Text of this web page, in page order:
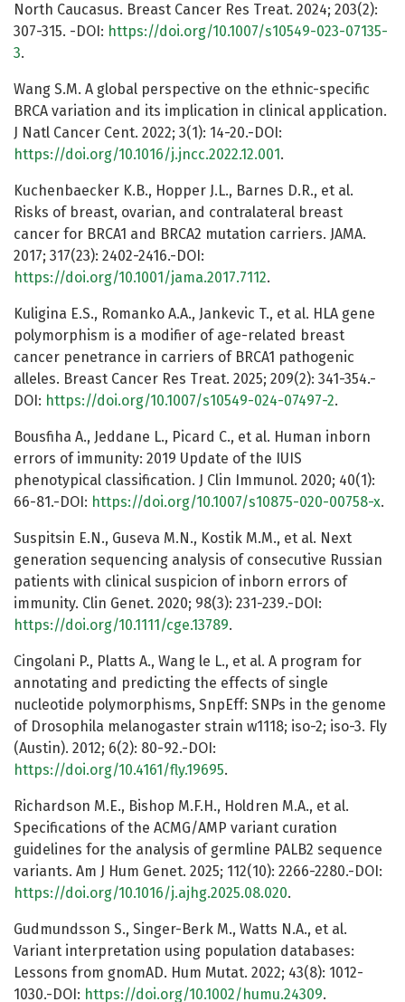
North Caucasus. Breast Cancer Res Treat. 2024; 203(2):
307-315. -DOI: https://doi.org/10.1007/s10549-023-07135-
3.
Wang S.M. A global perspective on the ethnic-specific
BRCA variation and its implication in clinical application.
J Natl Cancer Cent. 2022; 3(1): 14-20.-DOI:
https://doi.org/10.1016/j.jncc.2022.12.001 .
Kuchenbaecker K.B., Hopper J.L., Barnes D.R., et al.
Risks of breast, ovarian, and contralateral breast
cancer for BRCA1 and BRCA2 mutation carriers. JAMA.
2017; 317(23): 2402-2416.-DOI:
https://doi.org/10.1001/jama.2017.7112.
Kuligina E.S., Romanko A.A., Jankevic T., et al. HLA gene
polymorphism is a modifier of age-related breast
cancer penetrance in carriers of BRCA1 pathogenic
alleles. Breast Cancer Res Treat. 2025; 209(2): 341-354.-
DOI: https://doi.org/10.1007/s10549-024-07497-2.
Bousfiha A., Jeddane L., Picard C., et al. Human inborn
errors of immunity: 2019 Update of the IUIS
phenotypical classification. J Clin Immunol. 2020; 40(1):
66-81.-DOI: https://doi.org/10.1007/s10875-020-00758-x.
Suspitsin E.N., Guseva M.N., Kostik M.M., et al. Next
generation sequencing analysis of consecutive Russian
patients with clinical suspicion of inborn errors of
immunity. Clin Genet. 2020; 98(3): 231-239.-DOI:
https://doi.org/10.1111/cge.13789.
Cingolani P., Platts A., Wang le L., et al. A program for
annotating and predicting the effects of single
nucleotide polymorphisms, SnpEff: SNPs in the genome
of Drosophila melanogaster strain w1118; iso-2; iso-3. Fly
(Austin). 2012; 6(2): 80-92.-DOI:
https://doi.org/10.4161/fly.19695.
Richardson M.E., Bishop M.F.H., Holdren M.A., et al.
Specifications of the ACMG/AMP variant curation
guidelines for the analysis of germline PALB2 sequence
variants. Am J Hum Genet. 2025; 112(10): 2266-2280.-DOI:
https://doi.org/10.1016/j.ajhg.2025.08.020.
Gudmundsson S., Singer-Berk M., Watts N.A., et al.
Variant interpretation using population databases:
Lessons from gnomAD. Hum Mutat. 2022; 43(8): 1012-
1030.-DOI: https://doi.org/10.1002/humu.24309.